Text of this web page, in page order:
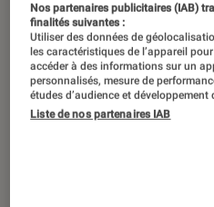
Nos partenaires publicitaires (IAB)
finalités suivantes :
Utiliser des données de
les caractéristiques de l’appareil
accéder à des informations sur un
personnalisés, mesure de
études d’audience et développement
Liste de nos partenaires IAB